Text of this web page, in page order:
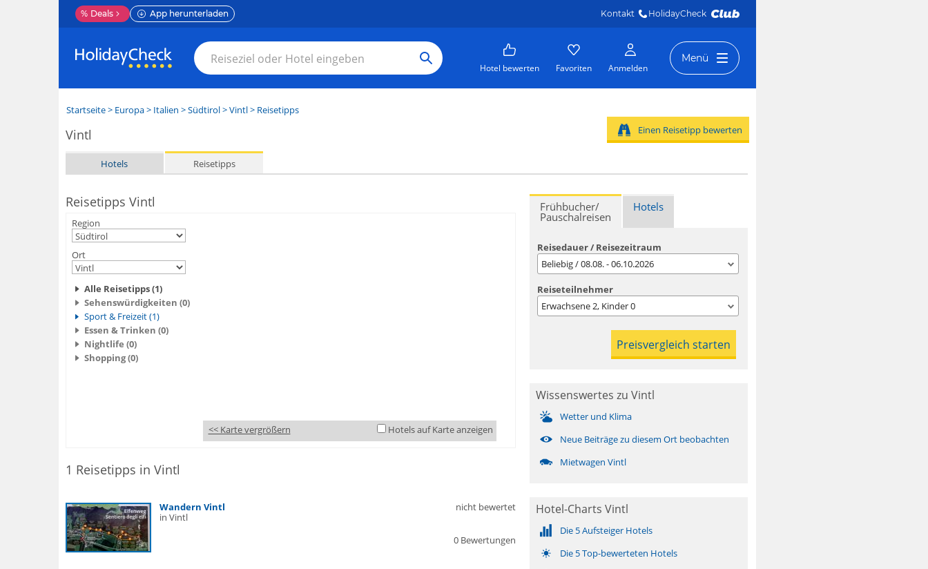
% Deals App herunterladen Kontakt HolidayCheck
Hotel bewerten Favoriten Anmelden
Menü
Startseite> Europa> Italien >Südtirol>Vintl> Reisetipps
Vintl
Hotels Reisetipps
Einen Reisetipp bewerten
Reisetipps Vintl
Region
Ort
Alle Reisetipps (1)
Sehenswürdigkeiten (0)
Sport & Freizeit (1)
Essen & Trinken (0)
Nightlife (0)
Shopping (0)
<< Karte vergrößern Hotels auf Karte anzeigen
1 Reisetipps in Vintl
Wandern Vintl
in Vintl
0 Bewertungen
nicht bewertet
Frühbucher/
Pauschalreisen
Hotels
Reisedauer / Reisezeitraum
Beliebig / 08.08. - 06.10.2026
Reiseteilnehmer
Erwachsene2, Kinder0
Wissenswertes zu Vintl
Wetter und Klima
Neue Beiträge zu diesem Ort beobachten
Mietwagen Vintl
Hotel-Charts Vintl
Die 5 Aufsteiger Hotels
Die 5 Top-bewerteten Hotels